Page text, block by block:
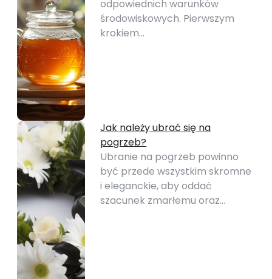
odpowiednich warunków
środowiskowych. Pierwszym
krokiem…
Jak należy ubrać się na
pogrzeb?
Ubranie na pogrzeb powinno
być przede wszystkim skromne
i eleganckie, aby oddać
szacunek zmarłemu oraz…